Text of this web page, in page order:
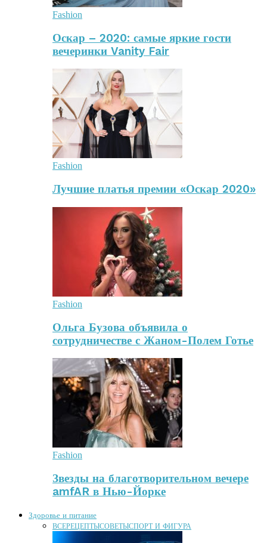
Fashion
Оскар – 2020: самые яркие гости
вечеринки Vanity Fair
Fashion
Лучшие платья премии «Оскар 2020»
Fashion
Ольга Бузова объявила о
сотрудничестве с Жаном-Полем Готье
Fashion
Звезды на благотворительном вечере
amfAR в Нью-Йорке
Здоровье и питание
ВСЕРЕЦЕПТЫСОВЕТЫСПОРТ И ФИГУРА